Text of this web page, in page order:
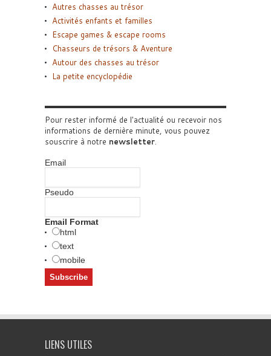
Autres chasses au trésor
Activités enfants et familles
Escape games & escape rooms
Chasseurs de trésors & Aventure
Autour des chasses au trésor
La petite encyclopédie
Pour rester informé de l'actualité ou recevoir nos
informations de dernière minute, vous pouvez
souscrire à notre newsletter
Email
Pseudo
Email Format
html
text
mobile
LIENS UTILES